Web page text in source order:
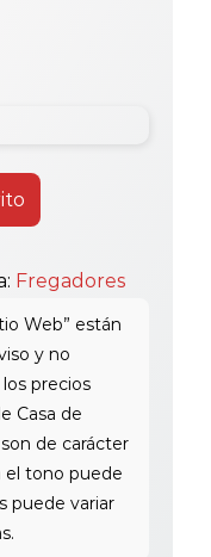
Fregadores